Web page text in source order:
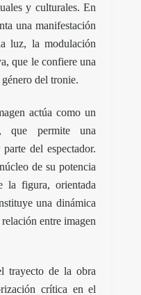
y culturales. En
una manifestación
luz, la modulación
que le confiere una
del tronie.
actúa como un
que permite una
del espectador.
de su potencia
la figura, orientada
una dinámica
entre imagen
trayecto de la obra
crítica en el